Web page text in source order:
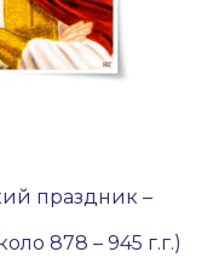
праздник –
878 – 945 г.г.)